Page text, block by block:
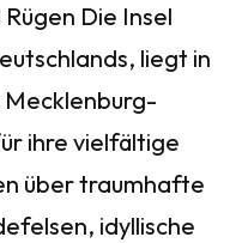
Die Insel
liegt in
ihre vielfältige
über traumhafte
idyllische